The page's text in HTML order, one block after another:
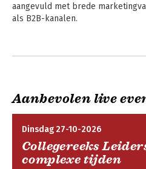
aangevuld met brede
als B2B-kanalen.
verkoopstrategieën en het
sterke relaties. Deze
mate bijgedragen aan zijn succes
Zijn toewijding ligt in het leveren
oplossingen en het realiseren
gericht op het aangaan van
ontwikkelen van zijn kennis en
Andere boeken
Aanbevolen live
Dinsdag 27-10-2026
Collegereeks
complexe tijden